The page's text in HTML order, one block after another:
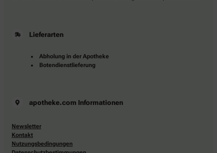
Lieferarten
Abholung in der Apotheke
Botendienstlieferung
apotheke.com Informationen
Newsletter
Kontakt
Nutzungsbedingungen